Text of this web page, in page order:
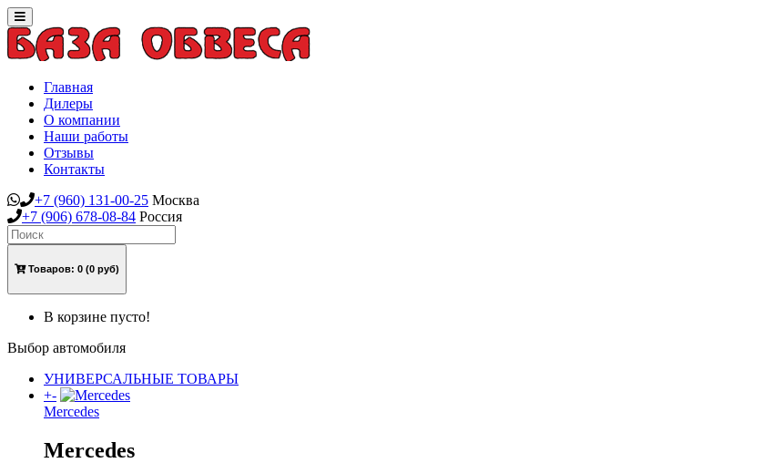
Toggle
navigation
Главная
Дилеры
О компании
Наши работы
Отзывы
Контакты
+7 (960) 131-00-25 Москва
+7 (906) 678-08-84 Россия
Товаров: 0 (0 руб)
В корзине пусто!
Выбор автомобиля
УНИВЕРСАЛЬНЫЕ ТОВАРЫ
+-
Mercedes
Mercedes